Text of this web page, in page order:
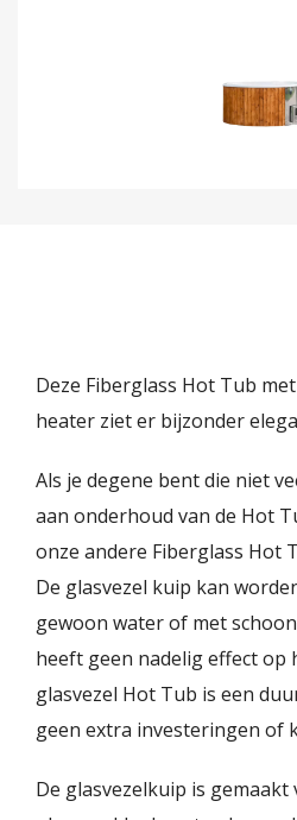
Deze Fiberglass Hot Tub
heater ziet er bijzonder
Als je degene bent die niet
aan onderhoud van de Hot
onze andere Fiberglass Hot
De glasvezel kuip kan
gewoon water of met
heeft geen nadelig effect op
glasvezel Hot Tub is een
geen extra investeringen of
De glasvezelkuip is